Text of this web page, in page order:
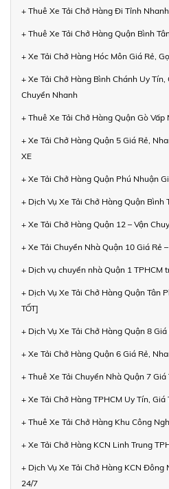
+ Thuê Xe Tải Chở Hàng Đi Tỉnh
+ Thuê Xe Tải Chở Hàng Quận Bình
+ Xe Tải Chở Hàng Hóc Môn Giá Rẻ,
+ Xe Tải Chở Hàng Bình Chánh Uy Tín,
Chuyển Nhanh
+ Thuê Xe Tải Chở Hàng Quận Gò Vấp
+ Xe Tải Chở Hàng Quận 5 Giá Rẻ,
XE
+ Xe Tải Chở Hàng Quận Phú Nhuận
+ Dịch Vụ Xe Tải Chở Hàng Quận Bình
+ Xe Tải Chở Hàng Quận 12 – Vận
+ Xe Tải Chuyển Nhà Quận 10 Giá Rẻ
+ Dịch vụ chuyển nhà Quận 1 TPHCM
+ Dịch Vụ Xe Tải Chở Hàng Quận Tân
TỐT]
+ Dịch Vụ Xe Tải Chở Hàng Quận 8
+ Xe Tải Chở Hàng Quận 6 Giá Rẻ,
+ Thuê Xe Tải Chuyển Nhà Quận 7
+ Xe Tải Chở Hàng TPHCM Uy Tín, Giá
+ Thuê Xe Tải Chở Hàng Khu Công
+ Xe Tải Chở Hàng KCN Linh Trung
+ Dịch Vụ Xe Tải Chở Hàng KCN Đông
24/7